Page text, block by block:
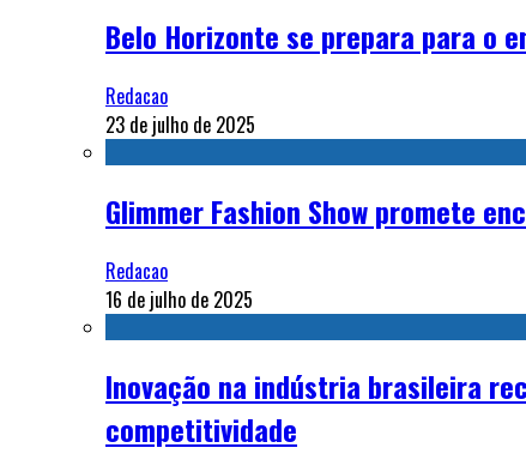
Belo Horizonte se prepara para o
Redacao
23 de julho de 2025
Glimmer Fashion Show promete
Redacao
16 de julho de 2025
Inovação na indústria brasileira
competitividade